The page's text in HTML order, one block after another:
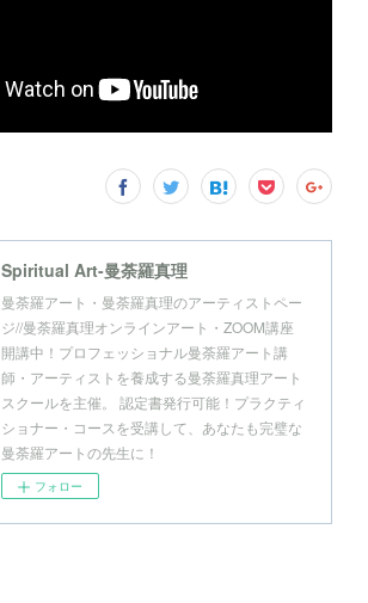
Spiritual Art-曼荼羅真理
曼荼羅アート・曼荼羅真理のアーティストペー
ジ//曼荼羅真理オンラインアート・ZOOM講座
開講中！プロフェッショナル曼荼羅アート講
師・アーティストを養成する曼荼羅真理アート
スクールを主催。 認定書発行可能！プラクティ
ショナー・コースを受講して、あなたも完璧な
曼荼羅アートの先生に！
フォロー